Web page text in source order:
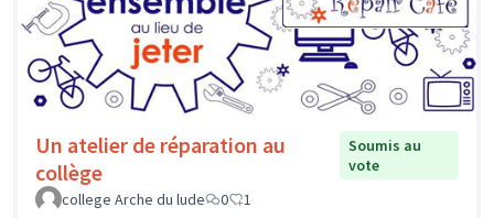
Un atelier de réparation au
collège
Soumis au
vote
college Arche du lude
0 1